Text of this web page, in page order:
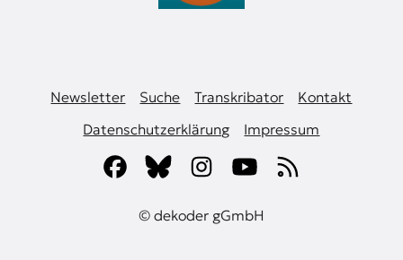
Newsletter Suche Transkribator
Kontakt
Datenschutzerklärung
Impressum
© dekoder gGmbH